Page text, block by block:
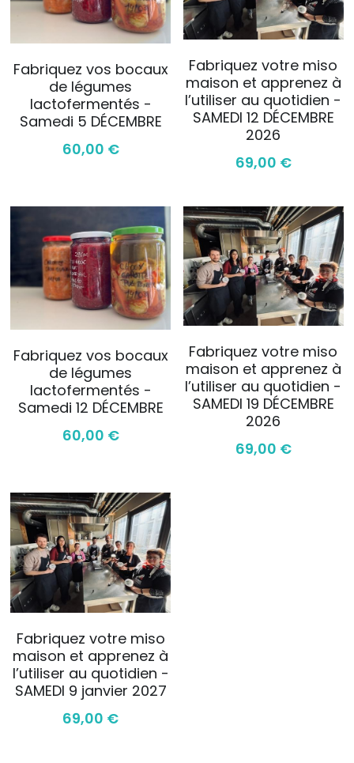
Fabriquez vos bocaux
de légumes
lactofermentés -
Samedi 5 DÉCEMBRE
60,00 €
Fabriquez votre miso
maison et apprenez à
l’utiliser au quotidien -
SAMEDI 12 DÉCEMBRE
2026
69,00 €
Fabriquez vos bocaux
de légumes
lactofermentés -
Samedi 12 DÉCEMBRE
60,00 €
Fabriquez votre miso
maison et apprenez à
l’utiliser au quotidien -
SAMEDI 19 DÉCEMBRE
2026
69,00 €
Fabriquez votre miso
maison et apprenez à
l’utiliser au quotidien -
SAMEDI 9 janvier 2027
69,00 €